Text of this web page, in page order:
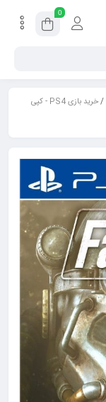
0
/
خرید بازی PS4 - کپی